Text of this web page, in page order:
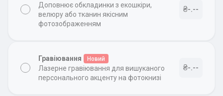
Доповнює обкладинки з екошкіри,
велюру або тканин якісним
фотозображенням
₴-.--
Гравіювання Новий
Лазерне гравіювання для вишуканого
персонального акценту на фотокнизі
₴-.--